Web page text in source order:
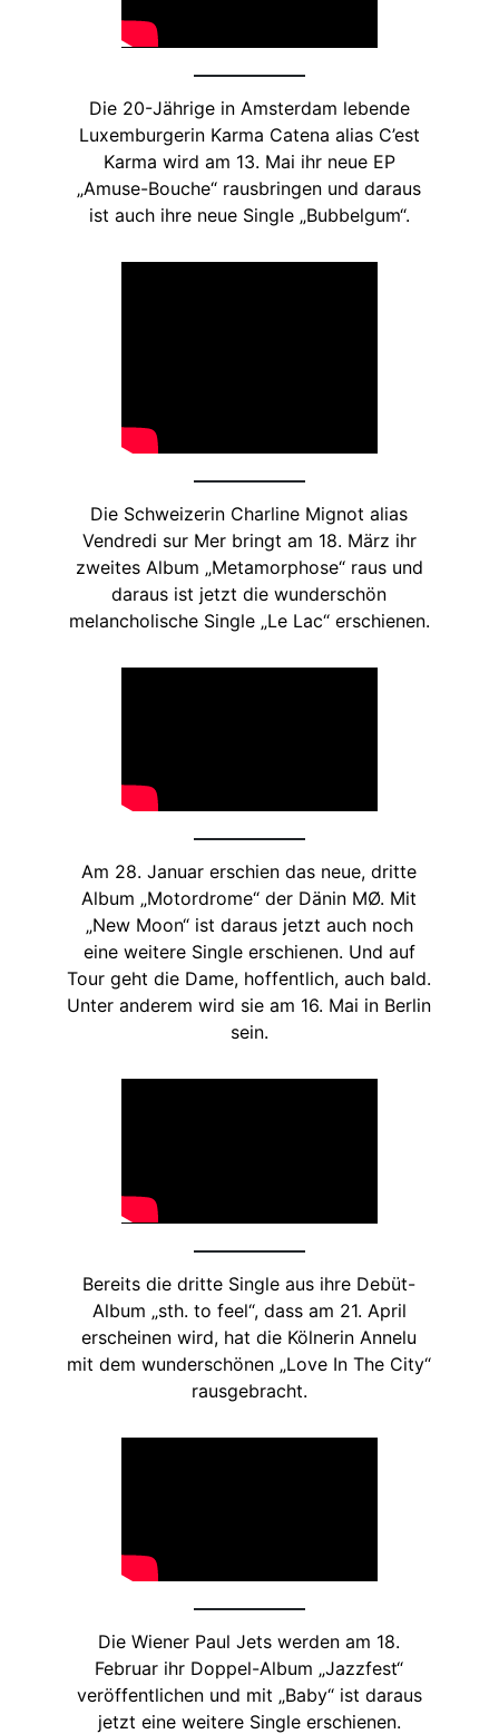
Die 20-Jährige in Amsterdam lebende
Luxemburgerin Karma Catena alias C’est
Karma wird am 13. Mai ihr neue EP
„Amuse-Bouche“ rausbringen und daraus
ist auch ihre neue Single „Bubbelgum“.
Die Schweizerin Charline Mignot alias
Vendredi sur Mer bringt am 18. März ihr
zweites Album „Metamorphose“ raus und
daraus ist jetzt die wunderschön
melancholische Single „Le Lac“ erschienen.
Am 28. Januar erschien das neue, dritte
Album „Motordrome“ der Dänin MØ. Mit
„New Moon“ ist daraus jetzt auch noch
eine weitere Single erschienen. Und auf
Tour geht die Dame, hoffentlich, auch bald.
Unter anderem wird sie am 16. Mai in Berlin
sein.
Bereits die dritte Single aus ihre Debüt-
Album „sth. to feel“, dass am 21. April
erscheinen wird, hat die Kölnerin Annelu
mit dem wunderschönen „Love In The City“
rausgebracht.
Die Wiener Paul Jets werden am 18.
Februar ihr Doppel-Album „Jazzfest“
veröffentlichen und mit „Baby“ ist daraus
jetzt eine weitere Single erschienen.